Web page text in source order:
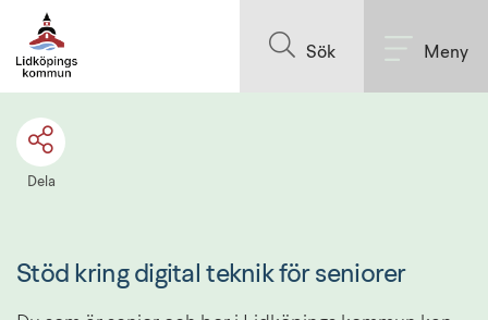
Sök Meny
Dela
Stöd kring digital teknik för seniorer